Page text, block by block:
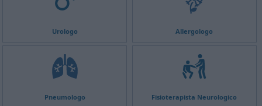
Urologo Allergologo
Pneumologo Fisioterapista Neurologico